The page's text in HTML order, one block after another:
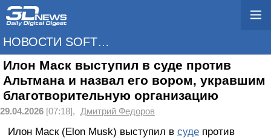
НОВОСТИ SOFTWARE
Илон Маск выступил в суде против
Альтмана и назвал его вором, укравшим
благотворительную организацию
29.04.2026 [07:18], Дмитрий Федоров
Илон Маск (Elon Musk) выступил в судепротив